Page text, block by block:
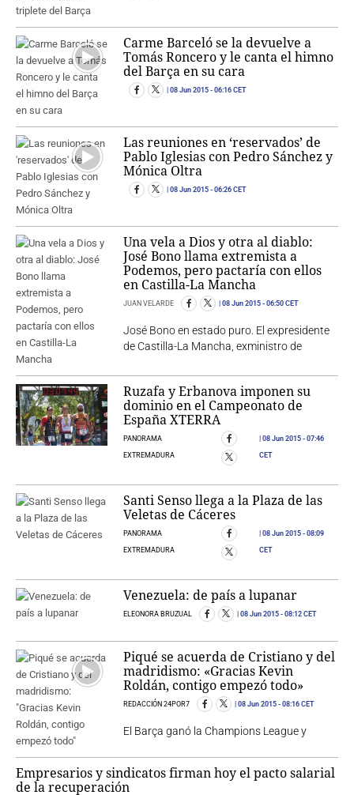
Carme Barceló se la devuelve a
Tomás Roncero y le canta el himno
del Barça en su cara
08 Jun 2015 - 06:16 CET
Las reuniones en ‘reservados’ de
Pablo Iglesias con Pedro Sánchez y
Mónica Oltra
08 Jun 2015 - 06:26 CET
Una vela a Dios y otra al diablo:
José Bono llama extremista a
Podemos, pero pactaría con ellos
en Castilla-La Mancha
JUAN VELARDE 08 Jun 2015 - 06:50 CET
José Bono en estado puro. El expresidente
de Castilla-La Mancha, exministro de
Ruzafa y Erbanova imponen su
dominio en el Campeonato de
España XTERRA
PANORAMA
EXTREMADURA
08 Jun 2015- 07:46
CET
Santi Senso llega a la Plaza de las
Veletas de Cáceres
PANORAMA
EXTREMADURA
08 Jun 2015- 08:09
CET
Venezuela: de país a lupanar
ELEONORA BRUZUAL 08 Jun 2015 - 08:12 CET
Piqué se acuerda de Cristiano y del
madridismo: «Gracias Kevin
Roldán, contigo empezó todo»
REDACCIÓN 24POR7 08 Jun 2015 - 08:16 CET
El Barça ganó la Champions League y
Empresarios y sindicatos firman hoy el pacto salarial
de la recuperación